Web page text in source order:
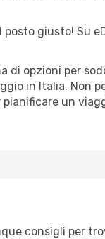
giusto! Su
di opzioni per
in Italia. Non
pianificare un
consigli per